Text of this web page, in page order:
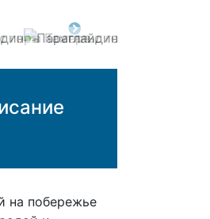
на побережье